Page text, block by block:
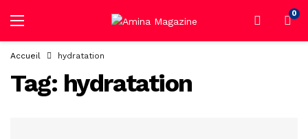
0
Accueil hydratation
Tag: hydratation